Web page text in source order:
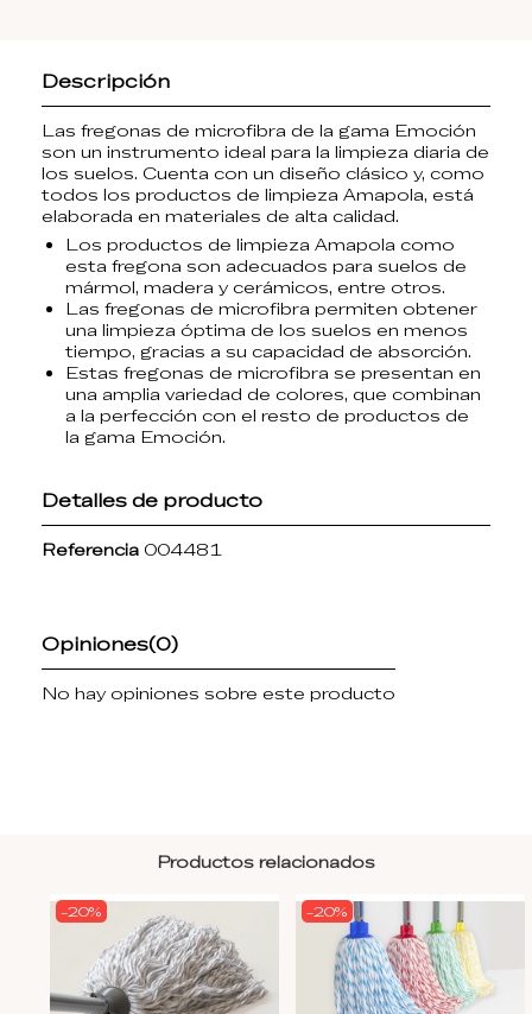
Descripción
Las fregonas de microfibra de la gama Emoción
son un instrumento ideal para la limpieza diaria de
los suelos. Cuenta con un diseño clásico y, como
todos los productos de limpieza Amapola, está
elaborada en materiales de alta calidad.
Los productos de limpieza Amapola como
esta fregona son adecuados para suelos de
mármol, madera y cerámicos, entre otros.
Las fregonas de microfibra permiten obtener
una limpieza óptima de los suelos en menos
tiempo, gracias a su capacidad de absorción.
Estas fregonas de microfibra se presentan en
una amplia variedad de colores, que combinan
a la perfección con el resto de productos de
la gama Emoción.
Detalles de producto
Referencia 004481
Opiniones(0)
No hay opiniones sobre este producto
Productos relacionados
-20% -20%